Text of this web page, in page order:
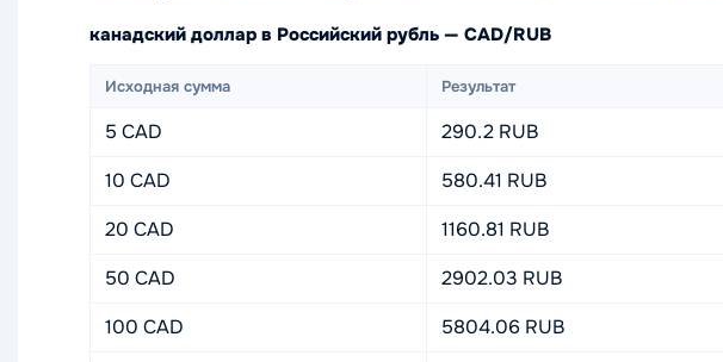
канадский доллар в Российский рубль — CAD/RUB
Исходная сумма Результат
5 CAD
290.2 RUB
10 CAD
580.41 RUB
20 CAD
1160.81 RUB
50 CAD
2902.03 RUB
100 CAD
5804.06 RUB